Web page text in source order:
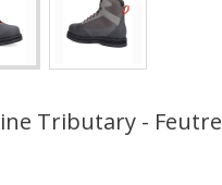
Tributary - Feutre